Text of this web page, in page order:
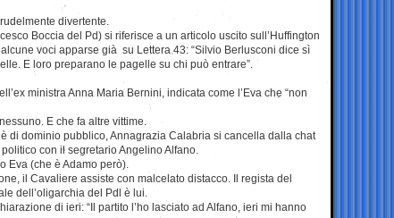
divertente.
Boccia del Pd) si riferisce a un articolo uscito sull’Huffington
voci apparse già su Lettera 43: “Silvio Berlusconi dice sì
E loro preparano le pagelle su chi può entrare”.
ministra Anna Maria Bernini, indicata come l’Eva che “non
E che fa altre vittime.
è di dominio pubblico, Annagrazia Calabria si cancella dalla chat
con il segretario Angelino Alfano.
Eva (che è Adamo però).
il Cavaliere assiste con malcelato distacco. Il regista del
dell’oligarchia del Pdl è lui.
di ieri: “Il partito l’ho lasciato ad Alfano, ieri mi hanno